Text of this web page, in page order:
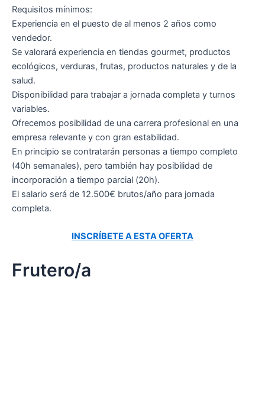
Requisitos mínimos:
Experiencia en el puesto de al menos 2 años como
vendedor.
Se valorará experiencia en tiendas gourmet, productos
ecológicos, verduras, frutas, productos naturales y de la
salud.
Disponibilidad para trabajar a jornada completa y turnos
variables.
Ofrecemos posibilidad de una carrera profesional en una
empresa relevante y con gran estabilidad.
En principio se contratarán personas a tiempo completo
(40h semanales), pero también hay posibilidad de
incorporación a tiempo parcial (20h).
El salario será de 12.500€ brutos/año para jornada
completa.
INSCRÍBETE A ESTA OFERTA
Frutero/a